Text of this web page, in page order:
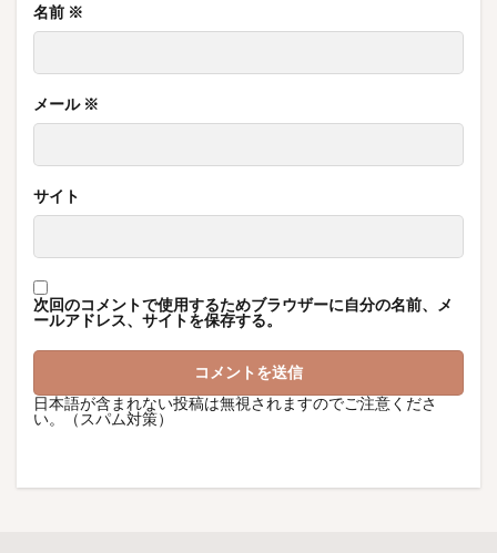
名前 ※
メール ※
サイト
次回のコメントで使用するためブラウザーに自分の名前、メ
ールアドレス、サイトを保存する。
日本語が含まれない投稿は無視されますのでご注意くださ
い。（スパム対策）